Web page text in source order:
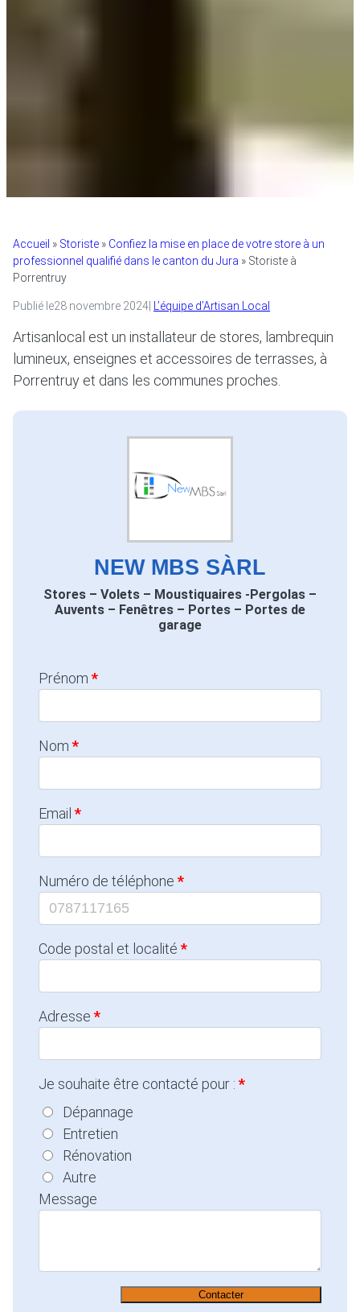
Accueil » Storiste » Confiez la mise en place de votre store à un
professionnel qualifié dans le canton du Jura » Storiste à
Porrentruy
Publié le28 novembre 2024 L’équipe d’Artisan Local
Artisanlocal est un installateur de stores, lambrequin
lumineux, enseignes et accessoires de terrasses, à
Porrentruy et dans les communes proches.
NEW MBS SÀRL
Stores – Volets – Moustiquaires -Pergolas –
Auvents – Fenêtres – Portes – Portes de
garage
Prénom
Nom
Email
Numéro de téléphone
Code postal et localité
Adresse
Je souhaite être contacté pour :
Dépannage
Entretien
Rénovation
Autre
Message
Contacter